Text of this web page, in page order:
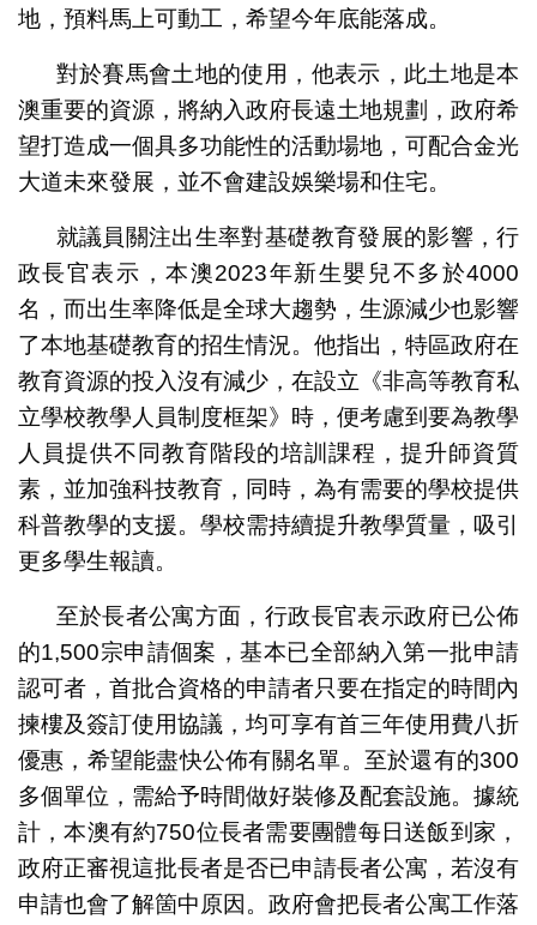
地，預料馬上可動工，希望今年底能落成。
對於賽馬會土地的使用，他表示，此土地是本
澳重要的資源，將納入政府長遠土地規劃，政府希
望打造成一個具多功能性的活動場地，可配合金光
大道未來發展，並不會建設娛樂場和住宅。
就議員關注出生率對基礎教育發展的影響，行
政長官表示，本澳2023年新生嬰兒不多於4000
名，而出生率降低是全球大趨勢，生源減少也影響
了本地基礎教育的招生情況。他指出，特區政府在
教育資源的投入沒有減少，在設立《非高等教育私
立學校教學人員制度框架》時，便考慮到要為教學
人員提供不同教育階段的培訓課程，提升師資質
素，並加強科技教育，同時，為有需要的學校提供
科普教學的支援。學校需持續提升教學質量，吸引
更多學生報讀。
至於長者公寓方面，行政長官表示政府已公佈
的1,500宗申請個案，基本已全部納入第一批申請
認可者，首批合資格的申請者只要在指定的時間內
揀樓及簽訂使用協議，均可享有首三年使用費八折
優惠，希望能盡快公佈有關名單。至於還有的300
多個單位，需給予時間做好裝修及配套設施。據統
計，本澳有約750位長者需要團體每日送飯到家，
政府正審視這批長者是否已申請長者公寓，若沒有
申請也會了解箇中原因。政府會把長者公寓工作落